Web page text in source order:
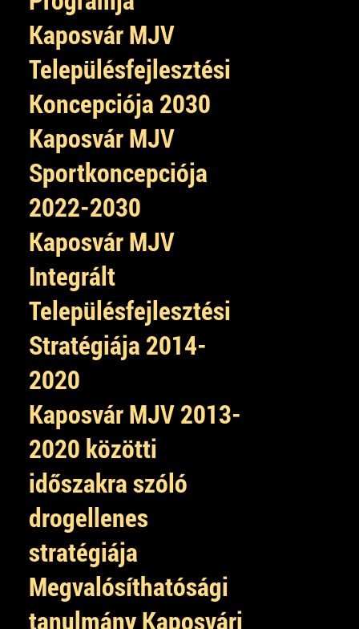
Kaposvár MJV
Településfejlesztési
Koncepciója 2030
Kaposvár MJV
Sportkoncepciója
2022-2030
Kaposvár MJV
Integrált
Településfejlesztési
Stratégiája 2014-
2020
Kaposvár MJV 2013-
2020 közötti
időszakra szóló
drogellenes
stratégiája
Megvalósíthatósági
tanulmány Kaposvári